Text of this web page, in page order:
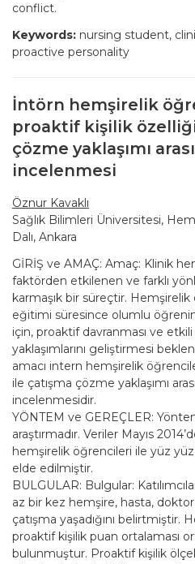
conflict.
Keywords: nursing student,
proactive personality
İntörn hemşirelik
proaktif kişilik
çözme yaklaşımı
incelenmesi
Öznur Kavaklı
Sağlık Bilimleri Üniversitesi,
Dalı, Ankara
GİRİŞ ve AMAÇ: Amaç: Klinik
faktörden etkilenen ve farklı
karmaşık bir süreçtir.
eğitimi süresince olumlu
için, proaktif davranması ve
yaklaşımlarını geliştirmesi
amacı intern hemşirelik
ile çatışma çözme yaklaşımı
incelenmesidir.
YÖNTEM ve GEREÇLER:
araştırmadır. Veriler Mayıs
hemşirelik öğrencileri ile yüz
elde edilmiştir.
BULGULAR: Bulgular:
az bir kez hemşire, hasta,
çatışma yaşadığını belirtmiştir.
proaktif kişilik puan ortalaması
bulunmuştur. Proaktif kişilik